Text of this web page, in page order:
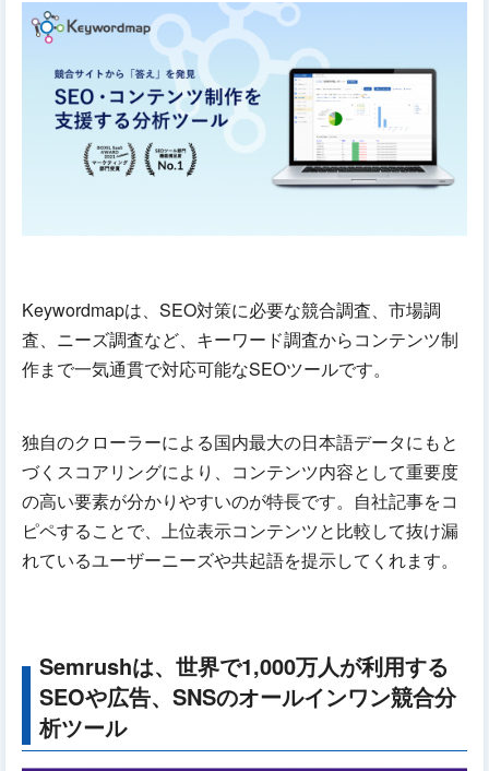
Keywordmapは、SEO対策に必要な競合調査、市場調
査、ニーズ調査など、キーワード調査からコンテンツ制
作まで一気通貫で対応可能なSEOツールです。
独自のクローラーによる国内最大の日本語データにもと
づくスコアリングにより、コンテンツ内容として重要度
の高い要素が分かりやすいのが特長です。自社記事をコ
ピペすることで、上位表示コンテンツと比較して抜け漏
れているユーザーニーズや共起語を提示してくれます。
Semrushは、世界で1,000万人が利用する
SEOや広告、SNSのオールインワン競合分
析ツール